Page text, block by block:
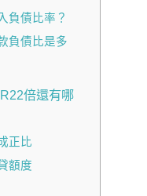
負債比率？
負債比是多
倍還有哪
正比
額度